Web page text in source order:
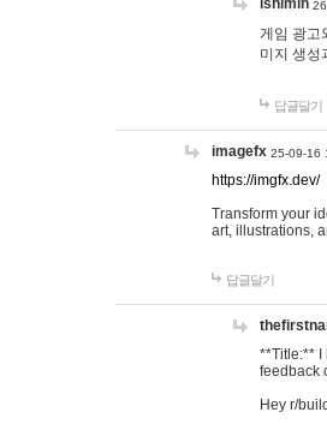
lshimin
게임 광고
미지 생성
답글달기
imagefx 25-09-16
https://imgfx.dev/
Transform your
art, illustrations,
답글달기
**Title:** I
feedback
Hey r/